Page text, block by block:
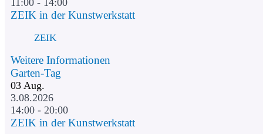
11:00 - 14:00
ZEIK in der Kunstwerkstatt
ZEIK
Weitere Informationen
Garten-Tag
03 Aug.
3.08.2026
14:00 - 20:00
ZEIK in der Kunstwerkstatt